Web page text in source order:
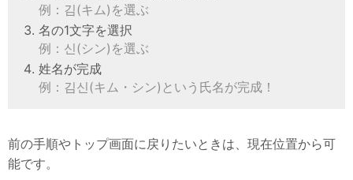
例：김(キム)を選ぶ
名の1文字を選択
例：신(シン)を選ぶ
姓名が完成
例：김신(キム・シン)という氏名が完成！
前の手順やトップ画面に戻りたいときは、現在位置から可
能です。